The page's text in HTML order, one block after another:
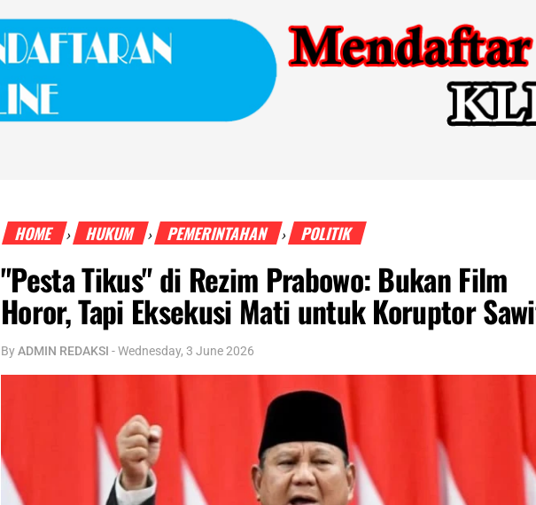
HOME › HUKUM › PEMERINTAHAN › POLITIK
"Pesta Tikus" di Rezim Prabowo: Bukan Film
Horor, Tapi Eksekusi Mati untuk Koruptor
ByADMIN REDAKSI -Wednesday, 3 June 2026